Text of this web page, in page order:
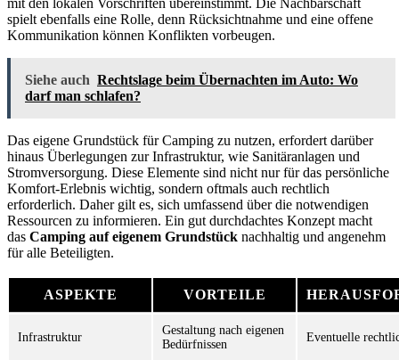
mit den lokalen Vorschriften übereinstimmt. Die Nachbarschaft
spielt ebenfalls eine Rolle, denn Rücksichtnahme und eine offene
Kommunikation können Konflikten vorbeugen.
Siehe auch Rechtslage beim Übernachten im Auto: Wo
darf man schlafen?
Das eigene Grundstück für Camping zu nutzen, erfordert darüber
hinaus Überlegungen zur Infrastruktur, wie Sanitäranlagen und
Stromversorgung. Diese Elemente sind nicht nur für das persönliche
Komfort-Erlebnis wichtig, sondern oftmals auch rechtlich
erforderlich. Daher gilt es, sich umfassend über die notwendigen
Ressourcen zu informieren. Ein gut durchdachtes Konzept macht
das Camping auf eigenem Grundstück nachhaltig und angenehm
für alle Beteiligten.
ASPEKTE VORTEILE
Infrastruktur
Gestaltung nach eigenen
Bedürfnissen
Eventuelle